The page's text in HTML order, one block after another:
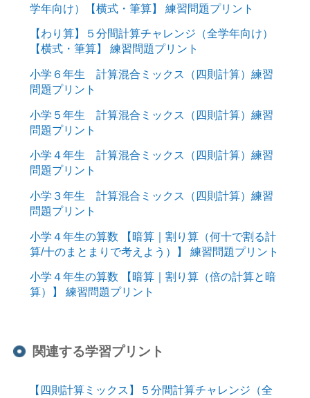
学年向け）【横式・筆算】 練習問題プリント
【わり算】５分間計算チャレンジ（全学年向け）
【横式・筆算】 練習問題プリント
小学６年生 計算混合ミックス（四則計算）練習
問題プリント
小学５年生 計算混合ミックス（四則計算）練習
問題プリント
小学４年生 計算混合ミックス（四則計算）練習
問題プリント
小学３年生 計算混合ミックス（四則計算）練習
問題プリント
小学４年生の算数 【暗算｜割り算（何十で割る計
算/十のまとまりで考えよう）】 練習問題プリント
小学４年生の算数 【暗算｜割り算（倍の計算と暗
算）】 練習問題プリント
関連する学習プリント
【四則計算ミックス】５分間計算チャレンジ（全